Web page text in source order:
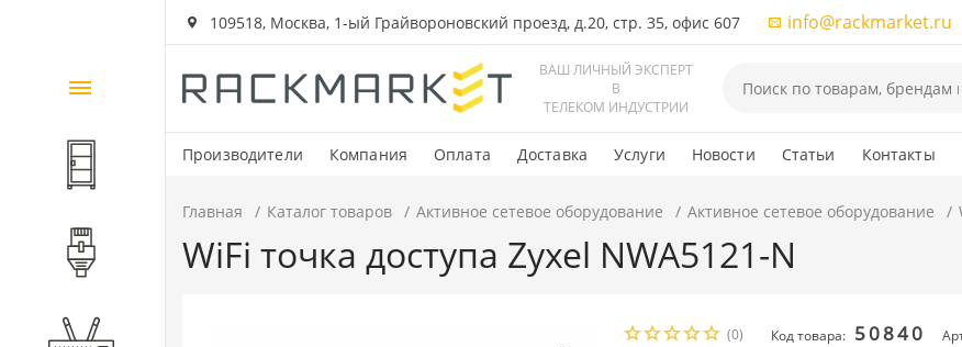
109518, Москва, 1-ый Грайвороновский проезд, д.20, стр. 35, офис 607 info@rackmarket.ru
ВАШ ЛИЧНЫЙ ЭКСПЕРТ
В
ТЕЛЕКОМ ИНДУСТРИИ
Производители Компания Оплата Доставка Услуги Новости Статьи Контакты
Каталог
товаров
Шкафы и стойки
Компоненты СКС
Главная Каталог товаров Активное сетевое оборудование Активное сетевое оборудование
WiFi точка доступа Zyxel NWA5121-N
(0) Код товара: 50840